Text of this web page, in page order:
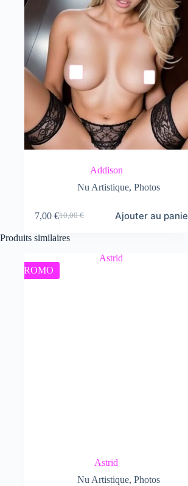
Addison
Nu Artistique, Photos
10,00€
Le
initial
10,00 €.
7,00 €Le
actuel
7,00 €.
Ajouter au panier
Produits similaires
PROMO
Astrid
Nu Artistique, Photos